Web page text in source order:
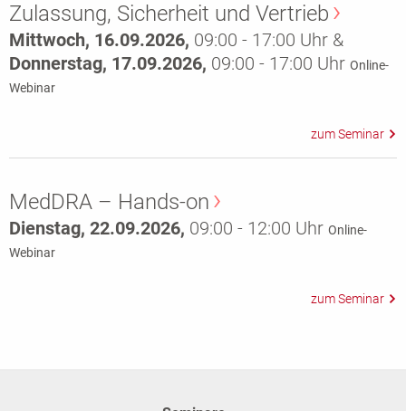
Zulassung, Sicherheit und Vertrieb
Mittwoch, 16.09.2026, 09:00 - 17:00 Uhr &
Donnerstag, 17.09.2026, 09:00 - 17:00 Uhr Online-
Webinar
MedDRA – Hands-on
Dienstag, 22.09.2026, 09:00 - 12:00 Uhr Online-
Webinar